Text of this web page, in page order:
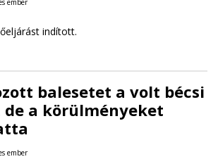
ember
indított.
balesetet a volt bécsi
de a körülményeket
ember